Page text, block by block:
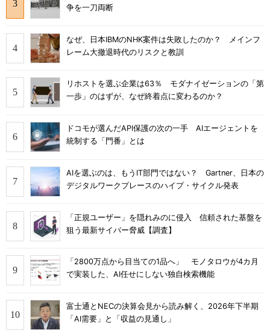
争を一刀両断
なぜ、日本IBMのNHK案件は失敗したのか？ メインフ
レーム大撤退時代のリスクと教訓
リホストを選ぶ企業は63％ モダナイゼーションの「第
一歩」のはずが、なぜ終着点に変わるのか？
ドコモが選んだAPI保護の次の一手 AIエージェントを
統制する「門番」とは
AIを選ぶのは、もうIT部門ではない？ Gartner、日本の
デジタルワークプレースのハイプ・サイクル発表
「正規ユーザー」を隠れみのに侵入 信頼された基盤を
狙う最新サイバー脅威【調査】
「2800万点から目当ての1品へ」 モノタロウが4カ月
で実装した、AI任せにしない独自検索機能
富士通とNECの決算会見から読み解く、2026年下半期
「AI需要」と「収益の見通し」